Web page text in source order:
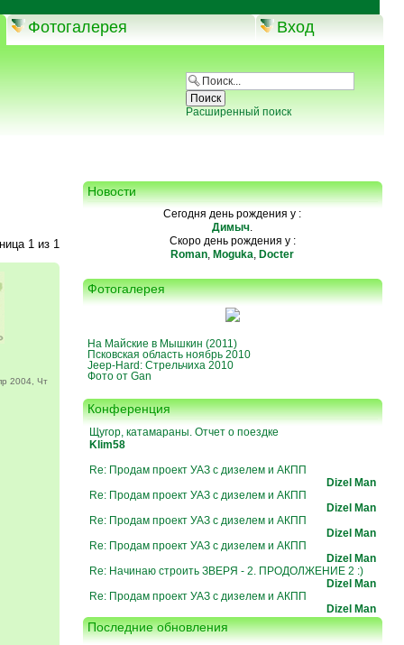
Фотогалерея Вход
Расширенный поиск
1из 1
2004, Чт
Новости
Сегодня день рождения у :
Димыч.
Скоро день рождения у :
Roman, Moguka, Docter
Фотогалерея
На Майские в Мышкин (2011)
Псковская область ноябрь 2010
Jeep-Hard: Стрельчиха 2010
Фото от Gan
Конференция
Щугор, катамараны. Отчет о поездке
Klim58
Re: Продам проект УАЗ с дизелем и АКПП
Dizel Man
Re: Продам проект УАЗ с дизелем и АКПП
Dizel Man
Re: Продам проект УАЗ с дизелем и АКПП
Dizel Man
Re: Продам проект УАЗ с дизелем и АКПП
Dizel Man
Re: Начинаю строить ЗВЕРЯ - 2. ПРОДОЛЖЕНИЕ 2 :)
Dizel Man
Re: Продам проект УАЗ с дизелем и АКПП
Dizel Man
Последние обновления